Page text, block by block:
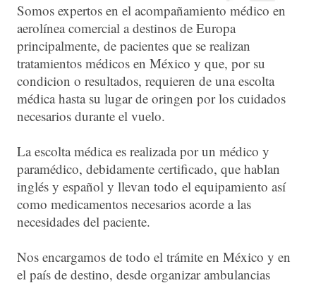
Somos expertos en el acompañamiento médico en
aerolínea comercial a destinos de Europa
principalmente, de pacientes que se realizan
tratamientos médicos en México y que, por su
condicion o resultados, requieren de una escolta
médica hasta su lugar de oringen por los cuidados
necesarios durante el vuelo.
La escolta médica es realizada por un médico y
paramédico, debidamente certificado, que hablan
inglés y español y llevan todo el equipamiento así
como medicamentos necesarios acorde a las
necesidades del paciente.
Nos encargamos de todo el trámite en México y en
el país de destino, desde organizar ambulancias